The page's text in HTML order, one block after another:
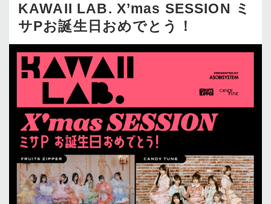
16
17 18 19 20 21
22
23
24 25 26 27
30
31
KAWAII LAB. X’mas SESSION ミ
サPお誕生日おめでとう！